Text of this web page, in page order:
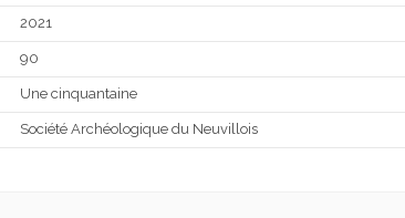
2021
90
Une cinquantaine
Société Archéologique du Neuvillois